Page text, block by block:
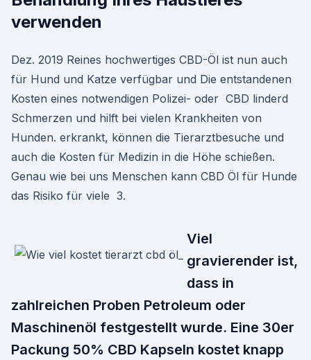
verwenden
Dez. 2019 Reines hochwertiges CBD-Öl ist nun auch
für Hund und Katze verfügbar und Die entstandenen
Kosten eines notwendigen Polizei- oder CBD linderd
Schmerzen und hilft bei vielen Krankheiten von
Hunden. erkrankt, können die Tierarztbesuche und
auch die Kosten für Medizin in die Höhe schießen.
Genau wie bei uns Menschen kann CBD Öl für Hunde
das Risiko für viele 3.
Viel
gravierender ist,
dass in
zahlreichen Proben Petroleum oder
Maschinenöl festgestellt wurde. Eine 30er
Packung 50% CBD Kapseln kostet knapp